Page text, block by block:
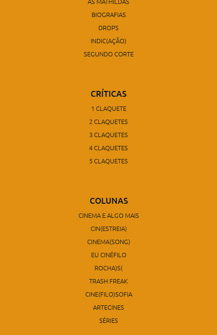
BIOGRAFIAS
DROPS
INDIC(AÇÃO)
SEGUNDO CORTE
CRÍTICAS
1 CLAQUETE
2 CLAQUETES
3 CLAQUETES
4 CLAQUETES
5 CLAQUETES
COLUNAS
CINEMA E ALGO MAIS
CIN(ESTREIA)
CINEMA(SONG)
EU CINÉFILO
ROCHA)S(
TRASH FREAK
CINE(FILO)SOFIA
ARTECINES
SÉRIES